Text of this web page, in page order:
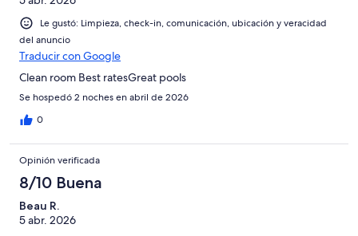
Le gustó: Limpieza, check-in, comunicación, ubicación y veracidad
del anuncio
Traducir con Google
Clean room Best ratesGreat pools
Se hospedó 2 noches en abril de 2026
0
Opinión verificada
8/10 Buena
Beau R.
5 abr. 2026